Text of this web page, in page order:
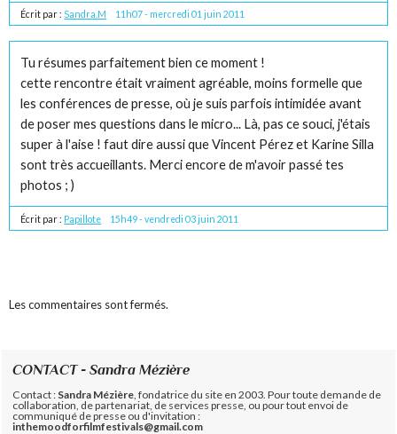
Écrit par : Sandra.M 11h07- mercredi 01 juin 2011
Tu résumes parfaitement bien ce moment !
cette rencontre était vraiment agréable, moins formelle que
les conférences de presse, où je suis parfois intimidée avant
de poser mes questions dans le micro... Là, pas ce souci, j'étais
super à l'aise ! faut dire aussi que Vincent Pérez et Karine Silla
sont très accueillants. Merci encore de m'avoir passé tes
photos ; )
Écrit par : Papillote 15h49-vendredi 03 juin 2011
Les commentaires sont fermés.
CONTACT - Sandra Mézière
Contact : Sandra Mézière , fondatrice du site en 2003. Pour toute demande de
collaboration, de partenariat, de services presse, ou pour tout envoi de
communiqué de presse ou d'invitation :
inthemoodforfilmfestivals@gmail.com